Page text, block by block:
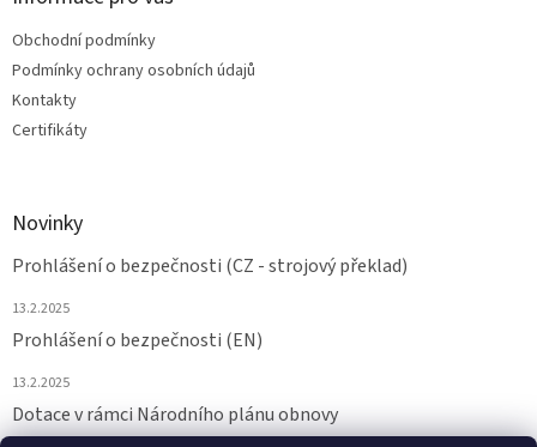
Obchodní podmínky
Podmínky ochrany osobních údajů
Kontakty
Certifikáty
Novinky
Prohlášení o bezpečnosti (CZ - strojový překlad)
13.2.2025
Prohlášení o bezpečnosti (EN)
13.2.2025
Dotace v rámci Národního plánu obnovy